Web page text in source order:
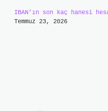
IBAN’ın son kaç hanesi
Temmuz 23, 2026